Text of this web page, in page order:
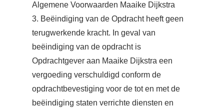
Algemene Voorwaarden Maaike Dijkstra
3. Beëindiging van de Opdracht heeft geen
terugwerkende kracht. In geval van
beëindiging van de opdracht is
Opdrachtgever aan Maaike Dijkstra een
vergoeding verschuldigd conform de
opdrachtbevestiging voor de tot en met de
beëindiging staten verrichte diensten en